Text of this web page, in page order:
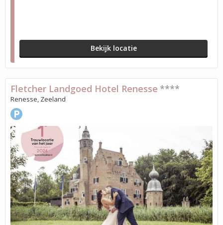
Bekijk locatie
Fletcher Landgoed Hotel Renesse ****
Renesse, Zeeland